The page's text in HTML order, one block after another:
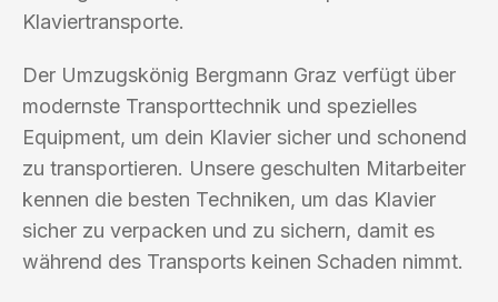
Klaviertransporte.
Der Umzugskönig Bergmann Graz verfügt über
modernste Transporttechnik und spezielles
Equipment, um dein Klavier sicher und schonend
zu transportieren. Unsere geschulten Mitarbeiter
kennen die besten Techniken, um das Klavier
sicher zu verpacken und zu sichern, damit es
während des Transports keinen Schaden nimmt.